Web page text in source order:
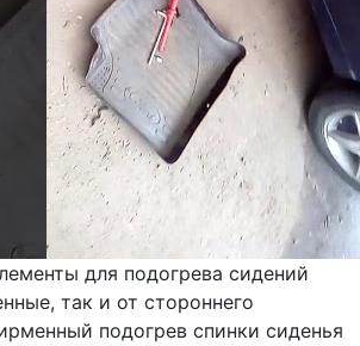
для подогрева сидений
так и от стороннего
подогрев спинки сиденья